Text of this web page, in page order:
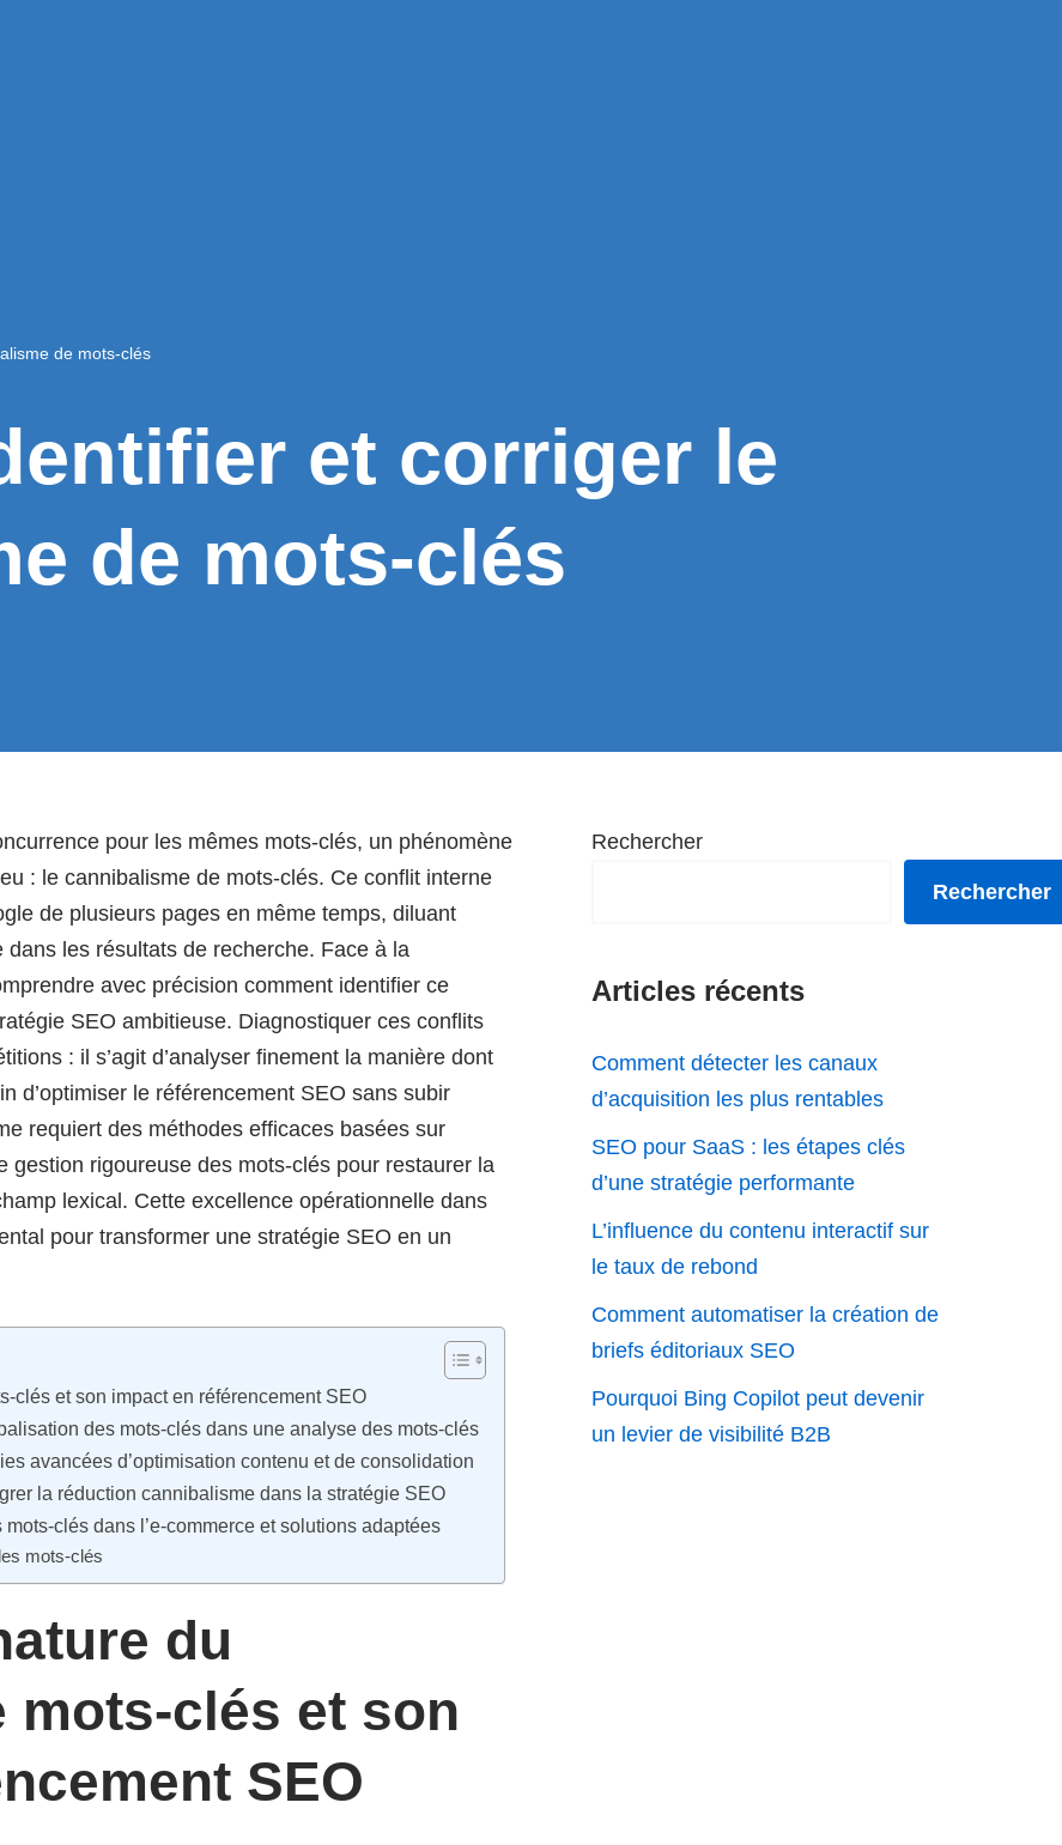
de mots-clés
et corriger le
de mots-clés
pour les mêmes mots-clés, un phénomène
: le cannibalisme de mots-clés. Ce conflit interne
de plusieurs pages en même temps, diluant
dans les résultats de recherche. Face à la
avec précision comment identifier ce
SEO ambitieuse. Diagnostiquer ces conflits
: il s’agit d’analyser finement la manière dont
d’optimiser le référencement SEO sans subir
requiert des méthodes efficaces basées sur
gestion rigoureuse des mots-clés pour restaurer la
lexical. Cette excellence opérationnelle dans
pour transformer une stratégie SEO en un
clés et son impact en référencement SEO
des mots-clés dans une analyse des mots-clés
avancées d’optimisation contenu et de consolidation
la réduction cannibalisme dans la stratégie SEO
clés dans l’e-commerce et solutions adaptées
mots-clés
du
mots-clés et son
SEO
Rechercher
Rechercher
Articles récents
Comment détecter les canaux
d’acquisition les plus rentables
SEO pour SaaS : les étapes clés
d’une stratégie performante
L’influence du contenu interactif sur
le taux de rebond
Comment automatiser la création de
briefs éditoriaux SEO
Pourquoi Bing Copilot peut devenir
un levier de visibilité B2B